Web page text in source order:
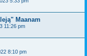
Maanam
11:26 pm
8:10 pm